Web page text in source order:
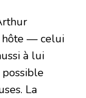
hôte — celui
à lui
La